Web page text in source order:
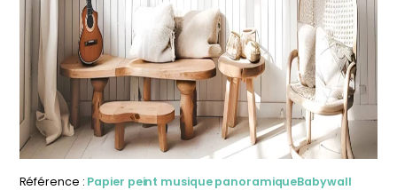
Référence : Papier peint musique panoramiqueBabywall